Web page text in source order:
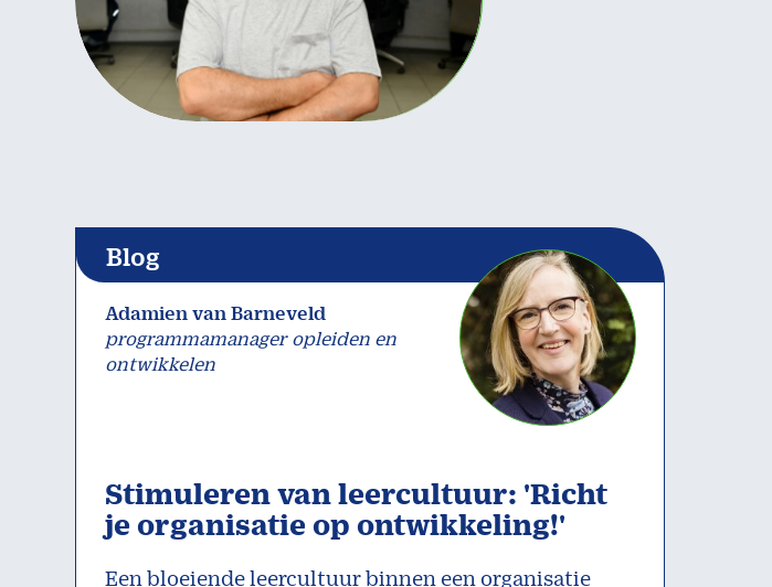
Blog
Adamien van Barneveld
programmamanager opleiden en
ontwikkelen
Stimuleren van leercultuur: 'Richt
je organisatie op ontwikkeling!'
Een bloeiende leercultuur binnen een organisatie